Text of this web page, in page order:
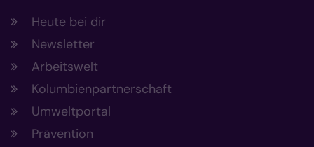
Heute bei dir
Newsletter
Arbeitswelt
Kolumbienpartnerschaft
Umweltportal
Prävention